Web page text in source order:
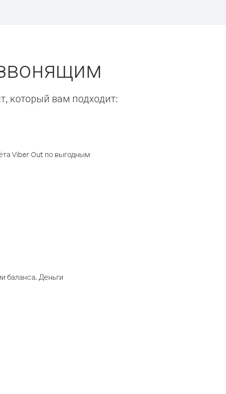
который вам подходит:
Viber Out по выгодным
баланса. Деньги